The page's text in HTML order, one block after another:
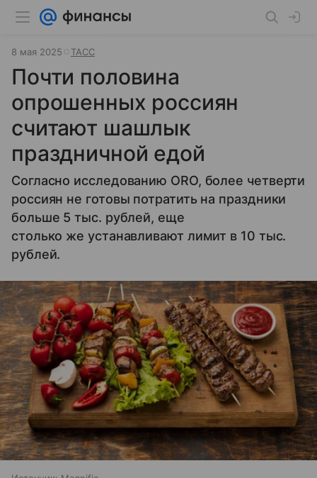
8 мая 2025 ТАСС
Почти половина
опрошенных россиян
считают шашлык
праздничной едой
Согласно исследованию ORO, более четверти
россиян не готовы потратить на праздники
больше 5 тыс. рублей, еще
столько же устанавливают лимит в 10 тыс.
рублей.